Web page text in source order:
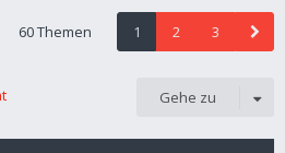
60 Themen 1 2 3
Gehe zu